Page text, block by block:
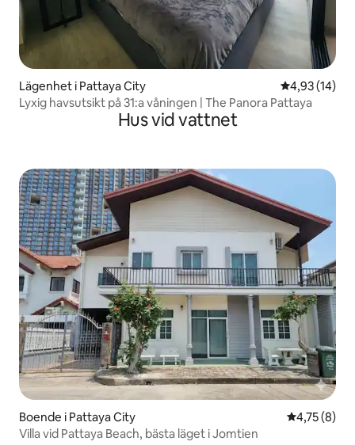
Lägenhet i Pattaya City 4,93 av 5 i
4,93 (14)
Lyxig havsutsikt på 31:a våningen | The Panora Pattaya
Hus vid vattnet
Boende i Pattaya City 4,75 av 5 i
4,75 (8)
Villa vid Pattaya Beach, bästa läget i Jomtien